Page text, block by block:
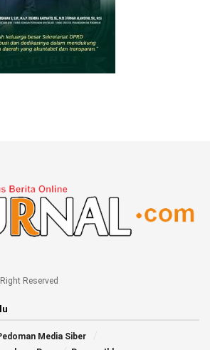
Reserved
Media Siber